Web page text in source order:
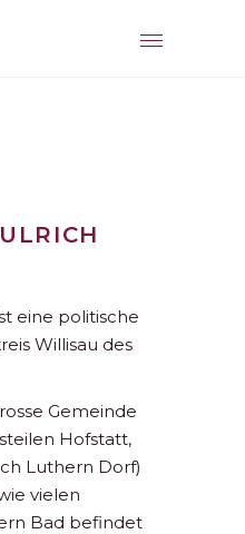
eine politische
Willisau des
Gemeinde
Hofstatt,
Luthern Dorf)
vielen
Bad befindet